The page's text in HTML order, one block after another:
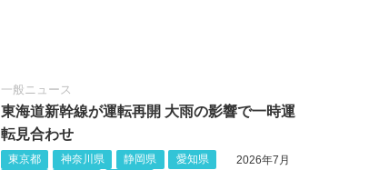
一般ニュース
東海道新幹線が運転再開 大雨の影響で一時運
転見合わせ
東京都 神奈川県 静岡県
愛知県
2026年7月